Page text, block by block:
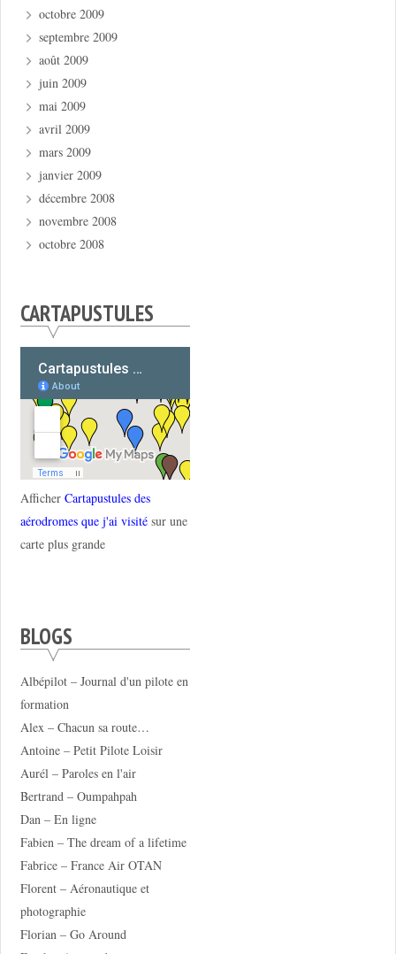
octobre 2009
septembre 2009
août 2009
juin 2009
mai 2009
avril 2009
mars 2009
janvier 2009
décembre 2008
novembre 2008
octobre 2008
CARTAPUSTULES
Afficher Cartapustules des
aérodromes que j'ai visitésur une
carte plus grande
BLOGS
Albépilot – Journal d'un pilote en
formation
Alex – Chacun sa route…
Antoine – Petit Pilote Loisir
Aurél – Paroles en l'air
Bertrand – Oumpahpah
Dan – En ligne
Fabien – The dream of a lifetime
Fabrice – France Air OTAN
Florent – Aéronautique et
photographie
Florian – Go Around